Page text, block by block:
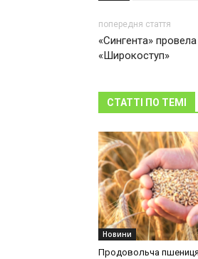
попередня стаття
«Сингента»
«Широкоступ»
СТАТТІ ПО ТЕМІ
Новини
Продовольча